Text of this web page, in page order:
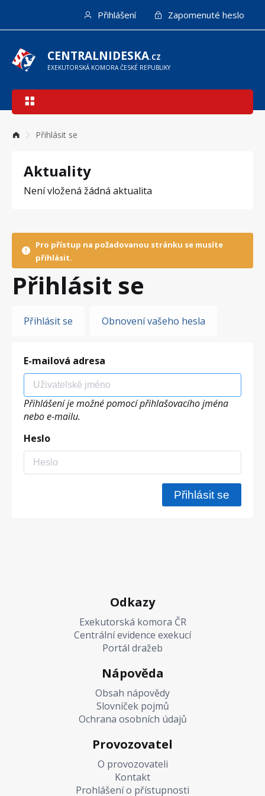
hlavnímu
obsahu
Přihlášení Zapomenuté heslo
CENTRALNIDESKA.CZ
EXEKUTORSKÁ KOMORA ČESKÉ REPUBLIKY
Hlavní
Přihlásit se
Aktuality
Není vložená žádná aktualita
Pro přístup na požadovanou stránku se musíte
přihlásit.
Přihlásit se
Hlavní
Přihlásit se Obnovení vašeho hesla
E-mailová adresa
Přihlášení je možné pomocí přihlašovacího jména
nebo e-mailu.
Heslo
Odkazy
Exekutorská komora ČR
Centrální evidence exekucí
Portál dražeb
Nápověda
Obsah nápovědy
Slovníček pojmů
Ochrana osobních údajů
Provozovatel
O provozovateli
Kontakt
Prohlášení o přístupnosti